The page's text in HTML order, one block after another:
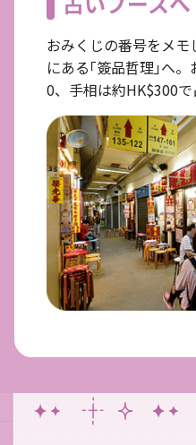
おみくじの番号をメ
にある｢簽品哲理｣へ
0、手相は約HK$300で